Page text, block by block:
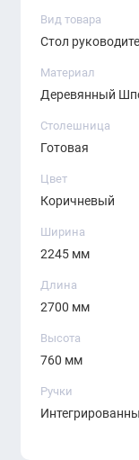
стандарты
идеальным
Вид товара
Стол
Материал
Деревянный
Столешница
Готовая
Цвет
Коричневый
Ширина
2245 мм
Длина
2700 мм
Высота
760 мм
Ручки